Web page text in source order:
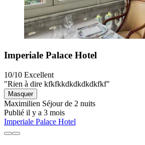
Imperiale Palace Hotel
10/10 Excellent
"Rien à dire kfkfkkdkdkdkdkfkf"
Masquer
Maximilien Séjour de 2 nuits
Publié il y a 3 mois
Imperiale Palace Hotel